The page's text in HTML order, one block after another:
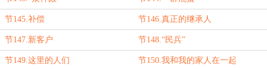
节145.补偿 节146.真正的继承人
节147.新客户 节148.“民兵”
节149.这里的人们 节150.我和我的家人在一起